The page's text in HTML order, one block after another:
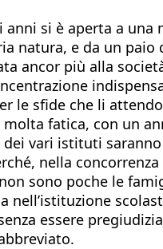
si è aperta a
natura, e da un paio
ancor più alla
le sfide che li
fatica, con un
vari istituti
nella
sono poche le
nell’istituzione
essere